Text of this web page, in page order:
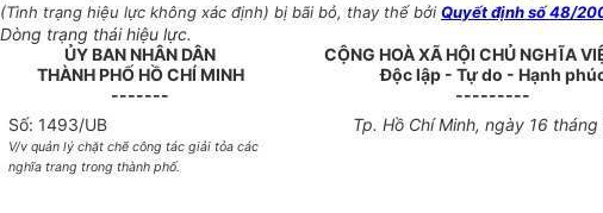
(Tình trạng hiệu lực không xác định) bị bãi bỏ, thay thế bởi Quyết định số 48/
Dòng trạng thái hiệu lực.
ỦY BAN NHÂN DÂN
THÀNH PHỐ HỒ CHÍ MINH
-------
CỘNG HOÀ XÃ HỘI CHỦ NGHĨA
Độc lập - Tự do - Hạnh
---------
Số: 1493/UB
V/v quản lý chặt chẽ công tác giải tỏa các
nghĩa trang trong thành phố.
Tp. Hồ Chí Minh, ngày 16